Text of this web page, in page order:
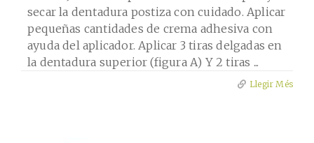
secar la dentadura postiza con cuidado. Aplicar
pequeñas cantidades de crema adhesiva con
ayuda del aplicador. Aplicar 3 tiras delgadas en
la dentadura superior (figura A) Y 2 tiras ...
Llegir Més